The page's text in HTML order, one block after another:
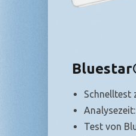
Schnelltest
Test von